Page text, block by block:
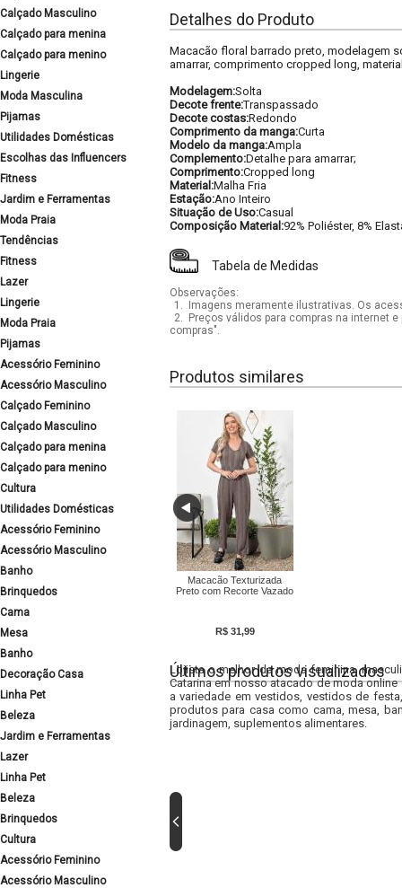
Calçado Masculino
Calçado para menina
Calçado para menino
Lingerie
Moda Masculina
Pijamas
Utilidades Domésticas
Escolhas das Influencers
Fitness
Jardim e Ferramentas
Moda Praia
Tendências
Fitness
Lazer
Lingerie
Moda Praia
Pijamas
Acessório Feminino
Acessório Masculino
Calçado Feminino
Calçado Masculino
Calçado para menina
Calçado para menino
Cultura
Utilidades Domésticas
Acessório Feminino
Acessório Masculino
Banho
Brinquedos
Cama
Mesa
Banho
Decoração Casa
Linha Pet
Beleza
Jardim e Ferramentas
Lazer
Linha Pet
Beleza
Brinquedos
Cultura
Acessório Feminino
Acessório Masculino
Detalhes do Produto
Macacão floral barrado preto, modelagem
amarrar, comprimento cropped long,
Modelagem:Solta
Decote frente:Transpassado
Decote costas:Redondo
Comprimento da manga:Curta
Modelo da manga:Ampla
Complemento:Detalhe para amarrar;
Comprimento:Cropped long
Material:Malha Fria
Estação:Ano Inteiro
Situação de Uso:Casual
Composição Material:92% Poliéster, 8%
Tabela de Medidas
Observações:
1.
Imagens meramente ilustrativas. Os
2.
Preços válidos para compras na internet
compras".
Produtos similares
Macacão Texturizada
Preto com Recorte Vazado
R$ 31,99
Últimos produtos visualizados
Lojista o melhor da moda feminina,
Catarina em nosso atacado de moda
a variedade em vestidos, vestidos de
produtos para casa como cama, mesa,
jardinagem, suplementos alimentares.